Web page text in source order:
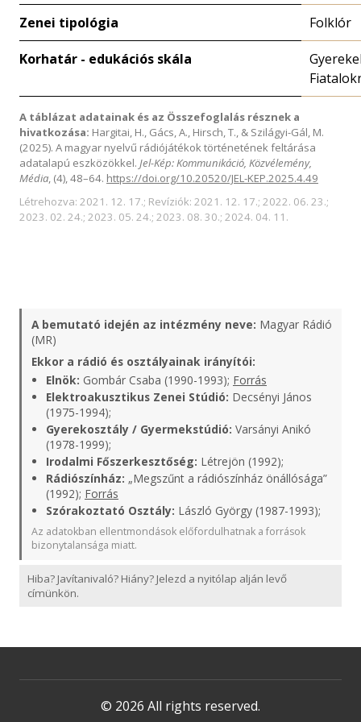
Zenei tipológia Folklór
Korhatár - edukációs skála
A táblázat adatainak és az Összefoglalás résznek a
hivatkozása: Hargitai, H., Gács, A., Hirsch, T., & Szilágyi-Gál, M.
(2025). A magyar nyelvű rádiójátékok történetének feltárása
adatalapú eszközökkel. Jel-Kép: Kommunikáció, Közvélemény,
Média, (4), 48–64. https://doi.org/10.20520/JEL-KEP.2025.4.49
Létrehozva: 2021. 12. 17.; Revíziók: 2021. 12. 17.; 2022. 06. 23.;
2023. 02. 24.; 2023. 05. 24.; 2023. 08. 30.; 2024. 04. 11.
A bemutató idején az intézmény neve: Magyar Rádió
(MR)
Ekkor a rádió és osztályainak irányítói:
Elnök: Gombár Csaba (1990-1993); Forrás
Elektroakusztikus Zenei Stúdió: Decsényi János
(1975-1994);
Gyerekosztály / Gyermekstúdió: Varsányi Anikó
(1978-1999);
Irodalmi Főszerkesztőség: Létrejön (1992);
Rádiószínház: „Megszűnt a rádiószínház önállósága”
(1992); Forrás
Szórakoztató Osztály: László György (1987-1993);
Az adatokban ellentmondások előfordulhatnak a források
bizonytalansága miatt.
Hiba? Javítanivaló? Hiány? Jelezd a nyitólap alján levő
címünkön.
© 2026 All rights reserved.